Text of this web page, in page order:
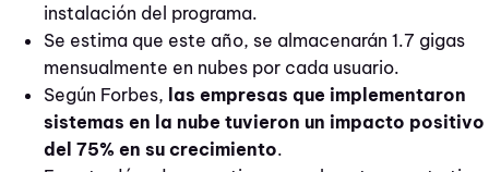
instalación del programa.
Se estima que este año, se almacenarán 1.7 gigas
mensualmente en nubes por cada usuario.
Según Forbes, las empresas que implementaron
sistemas en la nube tuvieron un impacto positivo
del 75% en su crecimiento.